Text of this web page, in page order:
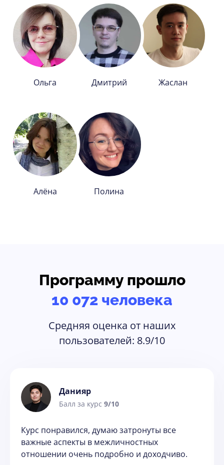
Ольга Дмитрий Жаслан
Алёна Полина
Программу прошло
10 072 человека
Средняя оценка от наших
пользователей: 8.9/10
Данияр
Балл за курс 9/10
Курс понравился, думаю затронуты все
важные аспекты в межличностных
отношении очень подробно и доходчиво.